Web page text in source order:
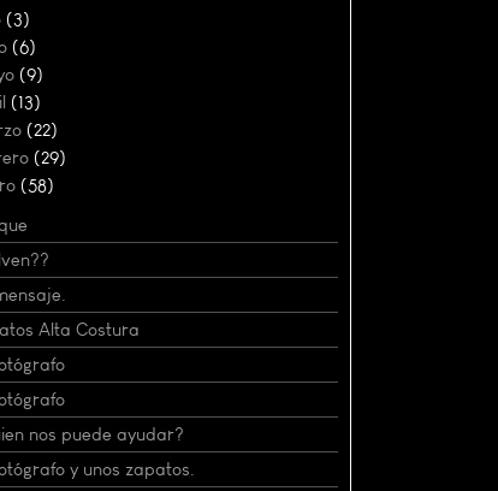
(3)
(6)
(9)
(13)
(22)
(29)
(58)
Alta Costura
nos puede ayudar?
y unos zapatos.